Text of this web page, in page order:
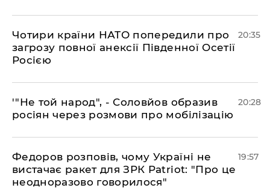
​Чотири країни НАТО попередили про
загрозу повної анексії Південної Осетії
Росією
20:35
​'"Не той народ", - Соловйов образив
росіян через розмови про мобілізацію
20:28
​Федоров розповів, чому Україні не
вистачає ракет для ЗРК Patriot: "Про це
неодноразово говорилося"
19:57